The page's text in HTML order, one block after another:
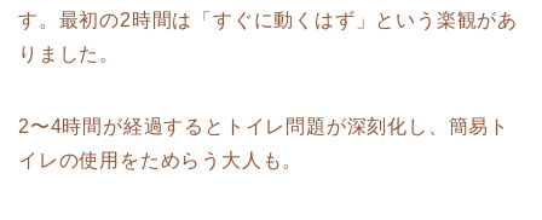
す。最初の2時間は「すぐに動くはず」という楽観があ
りました。
2〜4時間が経過するとトイレ問題が深刻化し、簡易ト
イレの使用をためらう大人も。